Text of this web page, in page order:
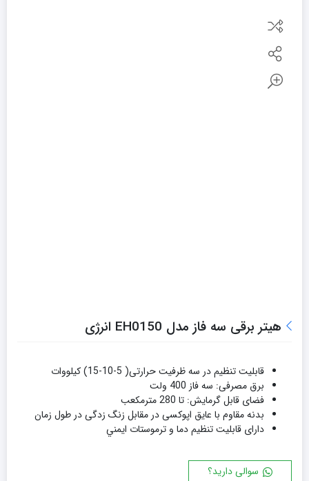
هیتر برقی سه فاز مدل EH0150 انرژی
قابلیت تنظیم در سه ظرفیت حرارتی( 5-10-15) کیلووات
برق مصرفی: سه فاز 400 ولت
فضای قابل گرمایش: تا 280 مترمکعب
بدنه مقاوم با عایق اپوکسی در مقابل زنگ زدگی در طول زمان
دارای قابليت تنظيم دما و ترموستات ايمني
سوالی دارید؟